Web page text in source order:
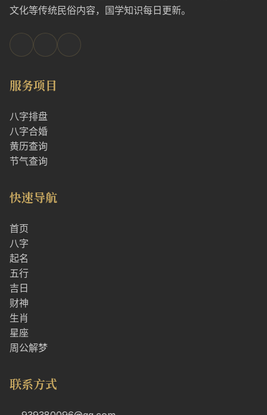
文化等传统民俗内容，国学知识每日更新。
服务项目
八字排盘
八字合婚
黄历查询
节气查询
快速导航
首页
八字
起名
五行
吉日
财神
生肖
星座
周公解梦
联系方式